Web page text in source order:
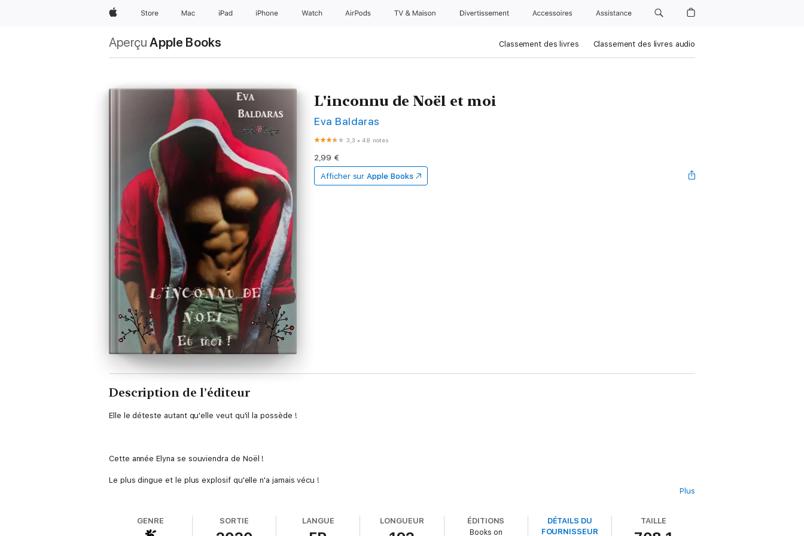
AppleStore Mac iPad iPhone Watch AirPods TV & Maison Divertissements Accessoires Assistance
Aperçu Apple Books Classement des livres Classement des livres audio
L'inconnu de Noël et moi
Eva Baldaras
3,3 •48 notes
2,99 €
Afficher sur Apple Books
Description de l’éditeur
Elle le déteste autant qu'elle veut qu'il la possède !
Cette année Elyna se souviendra de Noël !
Le plus dingue et le plus explosif qu'elle n'a jamais vécu !
D'abord, elle a demandé un homme en cadeau au père Noël.
Plus
GENRE SORTIE LANGUE LONGUEUR ÉDITIONS
Books on
DÉTAILS DU
FOURNISSEUR
TAILLE